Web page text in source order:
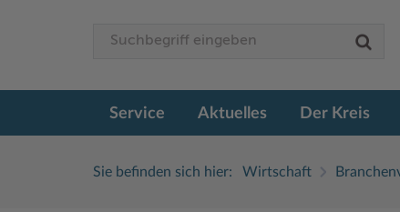
Service Aktuelles Der Kreis
Sie befinden sich hier: Wirtschaft